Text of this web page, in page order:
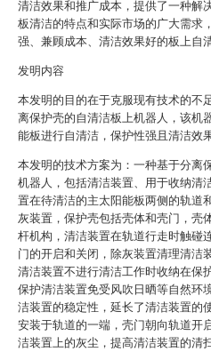
清洁效果和推广成本，提供了一种解
板清洁的特点和实际市场的广大需求
强、兼顾成本、清洁效果好的板上自
发明内容
本发明的目的在于克服现有技术的不
离保护壳的自清洁板上机器人，该机
能板进行自清洁，保护性强且清洁效果
本发明的技术方案为：一种基于分离
机器人，包括清洁装置、用于收纳清
置在待清洁的主太阳能板两侧的轨道
灰装置，保护壳包括壳体和壳门，壳
杆机构，清洁装置在轨道行走时触碰
门的开启和关闭，除灰装置清理清洁
清洁装置不进行清洁工作时收纳在保
保护清洁装置免受风吹日晒等自然环
洁装置的稳定性，延长了清洁装置的
安装于轨道的一端，壳门朝向轨道开
洁装置上的灰尘，提高清洁装置的清